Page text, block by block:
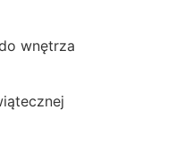
wnętrza